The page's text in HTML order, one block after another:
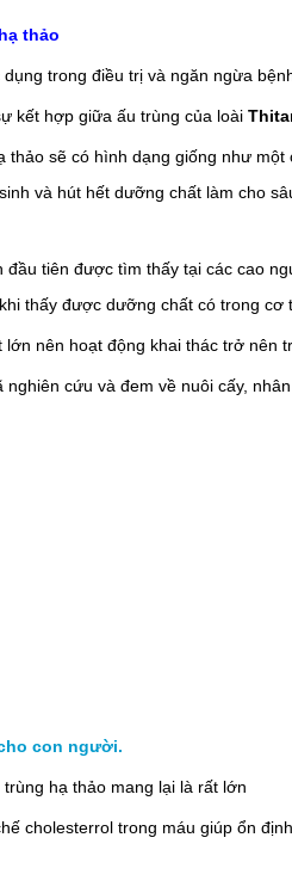
thảo
trong điều trị và ngăn ngừa
kết hợp giữa ấu trùng của loài
sẽ có hình dạng giống như
và hút hết dưỡng chất làm cho
đầu tiên được tìm thấy tại các cao
thấy được dưỡng chất có trong cơ
nên hoạt động khai thác trở nên
cứu và đem về nuôi cấy,
con người.
hạ thảo mang lại là rất lớn
cholesterrol trong máu giúp ổn